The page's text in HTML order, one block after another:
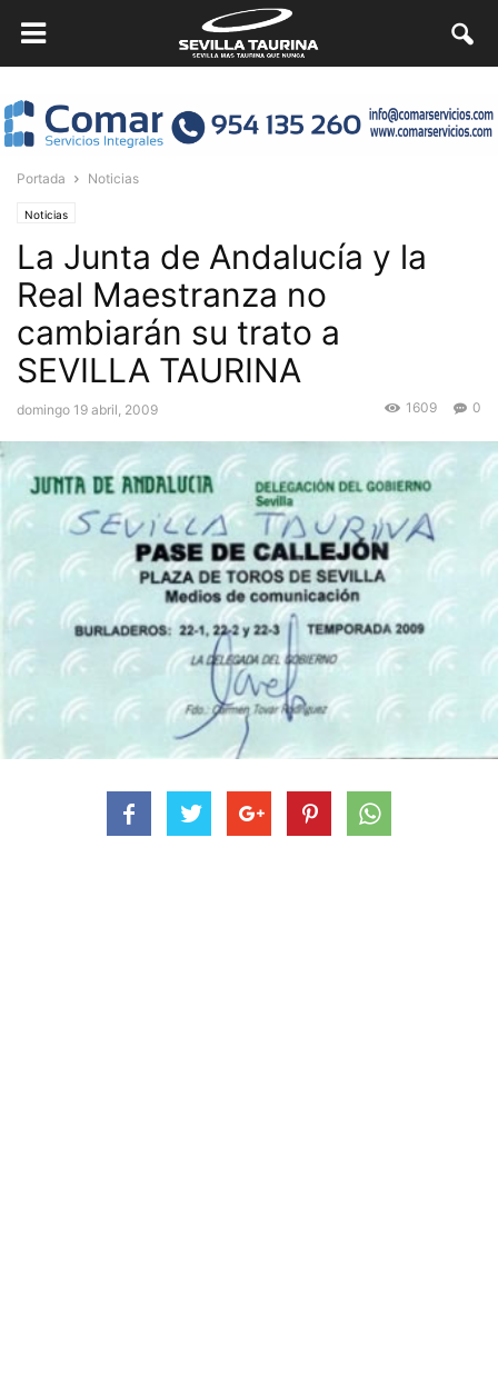
Portada Noticias
Noticias
La Junta de Andalucía y la
Real Maestranza no
cambiarán su trato a
SEVILLA TAURINA
domingo 19 abril, 2009 0
1609